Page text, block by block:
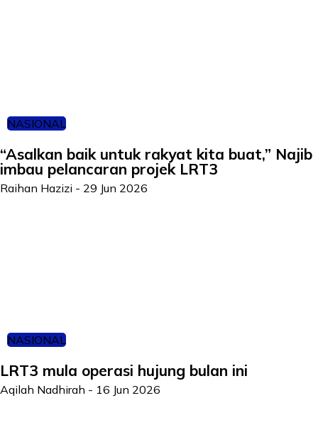
NASIONAL
“Asalkan baik untuk rakyat kita buat,” Najib
imbau pelancaran projek LRT3
Raihan Hazizi - 29 Jun 2026
NASIONAL
LRT3 mula operasi hujung bulan ini
Aqilah Nadhirah - 16 Jun 2026